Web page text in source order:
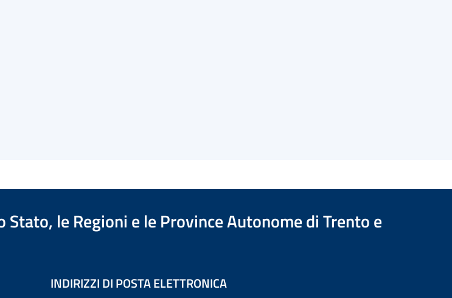
le Regioni e le Province Autonome di Trento e
INDIRIZZI DI POSTA ELETTRONICA